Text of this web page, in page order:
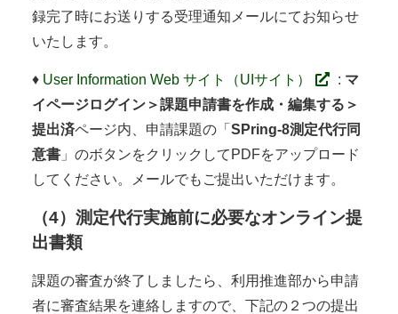
録完了時にお送りする受理通知メールにてお知らせ
いたします。
♦ User Information Web サイト（UIサイト） : マ
イページログイン＞課題申請書を作成・編集する＞
提出済ページ内、申請課題の「 SPring-8測定代行同
意書」のボタンをクリックしてPDFをアップロード
してください。メールでもご提出いただけます。
（4）測定代行実施前に必要なオンライン提
出書類
課題の審査が終了しましたら、利用推進部から申請
者に審査結果を連絡しますので、下記の２つの提出